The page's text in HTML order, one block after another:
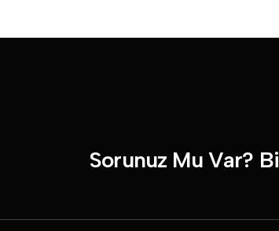
Sorunuz Mu Var? Bi